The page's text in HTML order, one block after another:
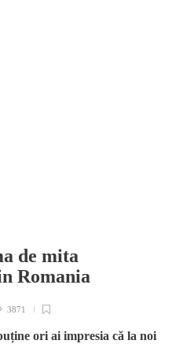
de mita
Romania
3871
ori ai impresia că la noi